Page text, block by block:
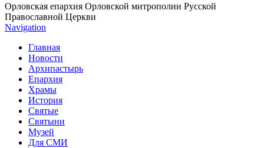
Орловская епархия Орловской митрополии Русской
Православной Церкви
Navigation
Главная
Новости
Архипастырь
Епархия
Храмы
История
Святые
Святыни
Музей
Для СМИ